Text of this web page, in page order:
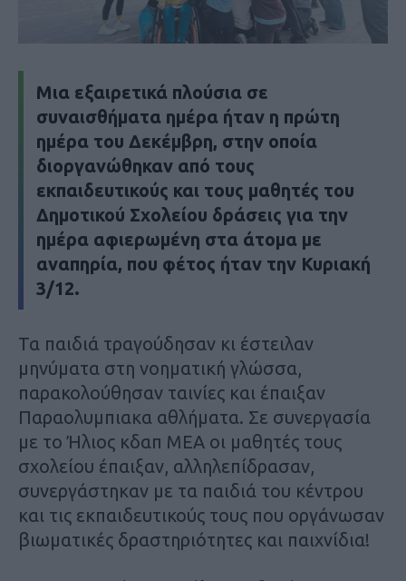
Mια εξαιρετικά πλούσια σε
συναισθήματα ημέρα ήταν η πρώτη
ημέρα του Δεκέμβρη, στην οποία
διοργανώθηκαν από τους
εκπαιδευτικούς και τους μαθητές του
Δημοτικού Σχολείου δράσεις για την
ημέρα αφιερωμένη στα άτομα με
αναπηρία, που φέτος ήταν την Κυριακή
3/12.
Τα παιδιά τραγούδησαν κι έστειλαν
μηνύματα στη νοηματική γλώσσα,
παρακολούθησαν ταινίες και έπαιξαν
Παραολυμπιακα αθλήματα. Σε συνεργασία
με το Ήλιος κδαπ ΜΕΑ οι μαθητές τους
σχολείου έπαιξαν, αλληλεπίδρασαν,
συνεργάστηκαν με τα παιδιά του κέντρου
και τις εκπαιδευτικούς τους που οργάνωσαν
βιωματικές δραστηριότητες και παιχνίδια!